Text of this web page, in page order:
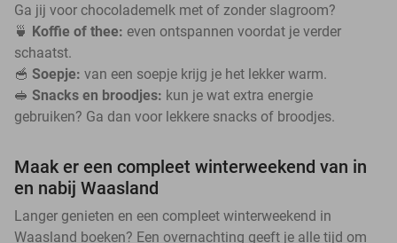
Ga jij voor chocolademelk met of zonder slagroom?
🍵 Koffie of thee: even ontspannen voordat je verder
schaatst.
🥣 Soepje: van een soepje krijg je het lekker warm.
🥪 Snacks en broodjes: kun je wat extra energie
gebruiken? Ga dan voor lekkere snacks of broodjes.
Maak er een compleet winterweekend van in
en nabij Waasland
Langer genieten en een compleet winterweekend in
Waasland boeken? Een overnachting geeft je alle tijd om